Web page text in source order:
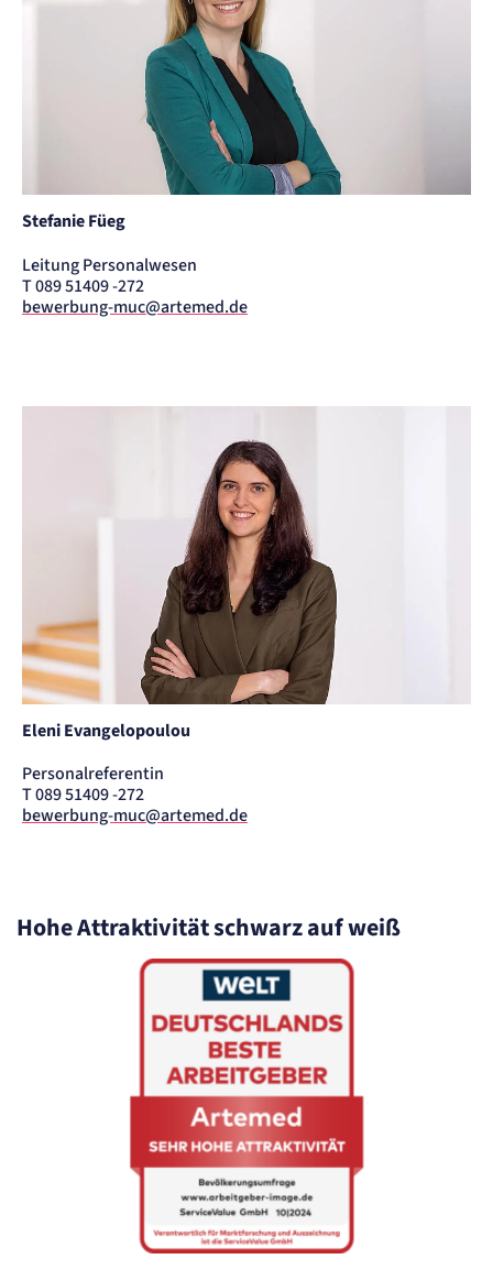
Stefanie Füeg
Leitung Personalwesen
T 089 51409 -272
bewerbung-muc@artemed.de
Eleni Evangelopoulou
Personalreferentin
T 089 51409 -272
bewerbung-muc@artemed.de
Hohe Attraktivität schwarz auf weiß